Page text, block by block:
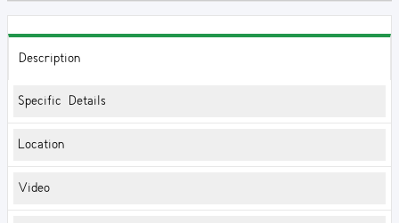
Description
Specific Details
Location
Video